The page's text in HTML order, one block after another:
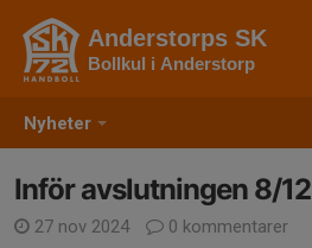
Nyheter
Anderstorps SK
Bollkul i Anderstorp
Inför avslutningen 8/12
27 nov 2024 0 kommentarer